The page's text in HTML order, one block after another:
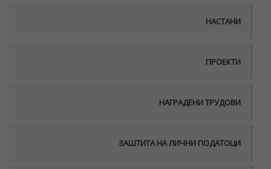
НАСТАНИ
ПРОЕКТИ
НАГРАДЕНИ ТРУДОВИ
ЗАШТИТА НА ЛИЧНИ ПОДАТОЦИ